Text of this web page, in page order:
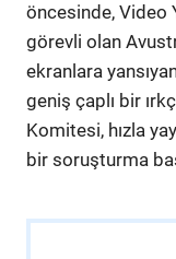
öncesinde, Video
görevli olan
ekranlara
geniş çaplı bir
Komitesi, hızla
bir soruşturma